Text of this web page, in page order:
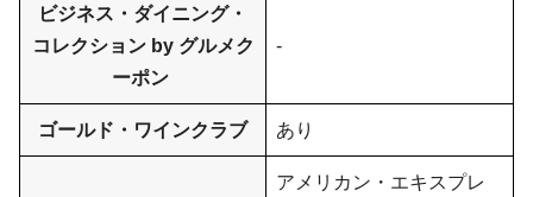
ビジネス・ダイニング・
コレクション by グルメク
ーポン
-
ゴールド・ワインクラブ あり
アメリカン・エキスプレ